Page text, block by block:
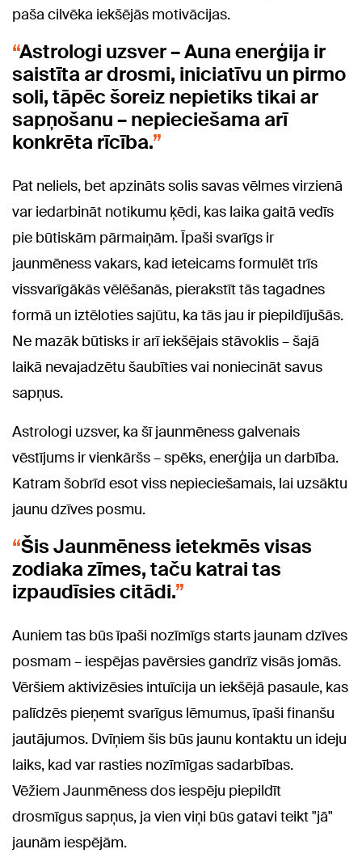
paša cilvēka iekšējās motivācijas.
Astrologi uzsver – Auna enerģija ir
saistīta ar drosmi, iniciatīvu un pirmo
soli, tāpēc šoreiz nepietiks tikai ar
sapņošanu – nepieciešama arī
konkrēta rīcība.
Pat neliels, bet apzināts solis savas vēlmes virzienā
var iedarbināt notikumu ķēdi, kas laika gaitā vedīs
pie būtiskām pārmaiņām. Īpaši svarīgs ir
jaunmēness vakars, kad ieteicams formulēt trīs
vissvarīgākās vēlēšanās, pierakstīt tās tagadnes
formā un iztēloties sajūtu, ka tās jau ir piepildījušās.
Ne mazāk būtisks ir arī iekšējais stāvoklis – šajā
laikā nevajadzētu šaubīties vai noniecināt savus
sapņus.
Astrologi uzsver, ka šī jaunmēness galvenais
vēstījums ir vienkāršs – spēks, enerģija un darbība.
Katram šobrīd esot viss nepieciešamais, lai uzsāktu
jaunu dzīves posmu.
Šis Jaunmēness ietekmēs visas
zodiaka zīmes, taču katrai tas
izpaudīsies citādi.
Auniem tas būs īpaši nozīmīgs starts jaunam dzīves
posmam – iespējas pavērsies gandrīz visās jomās.
Vēršiem aktivizēsies intuīcija un iekšējā pasaule, kas
palīdzēs pieņemt svarīgus lēmumus, īpaši finanšu
jautājumos. Dvīņiem šis būs jaunu kontaktu un ideju
laiks, kad var rasties nozīmīgas sadarbības.
Vēžiem Jaunmēness dos iespēju piepildīt
drosmīgus sapņus, ja vien viņi būs gatavi teikt "jā"
jaunām iespējām.